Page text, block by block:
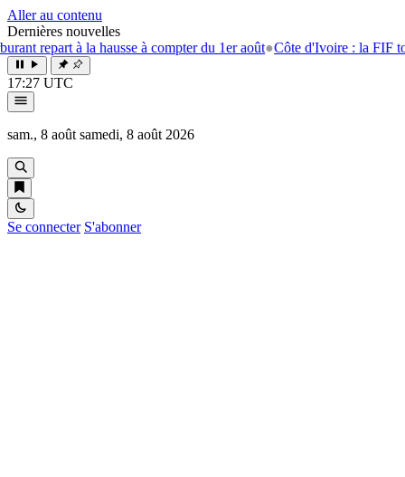
Aller au contenu
Dernières nouvelles
à la hausse à compter du 1er août●Côte d'Ivoire : la FIF tourne
17:27 UTC
sam., 8 août samedi, 8 août 2026
Se connecter S'abonner